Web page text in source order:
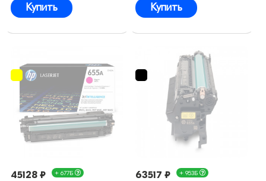
Купить Купить
45128 ₽ + 677Б 63517 ₽ + 953Б